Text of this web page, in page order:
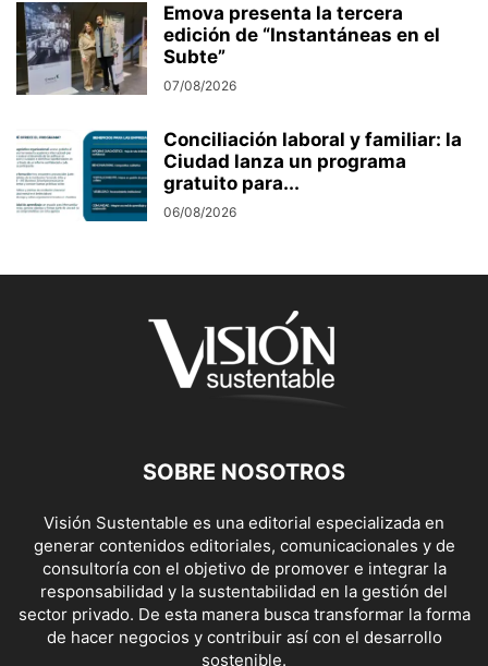
Emova presenta la tercera
edición de “Instantáneas en el
Subte”
07/08/2026
Conciliación laboral y familiar: la
Ciudad lanza un programa
gratuito para...
06/08/2026
SOBRE NOSOTROS
Visión Sustentable es una editorial especializada en
generar contenidos editoriales, comunicacionales y de
consultoría con el objetivo de promover e integrar la
responsabilidad y la sustentabilidad en la gestión del
sector privado. De esta manera busca transformar la forma
de hacer negocios y contribuir así con el desarrollo
sostenible.